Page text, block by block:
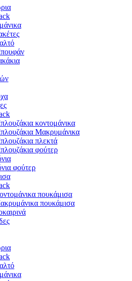
κοντομάνικα
Μακρυμάνικα
πλεκτά
φούτερ
φούτερ
πουκάμισα
πουκάμισα